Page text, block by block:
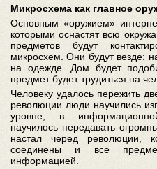
Микросхема как главное
Основным «оружием»
которыми оснастят всю
предметов будут
микросхем. Они будут везде:
на одежде. Дом будет
предмет будет трудиться на
Человеку удалось пережить
революции люди научились
уровне, в
научилось передавать
настал черед революции,
соединены и все
информацией.